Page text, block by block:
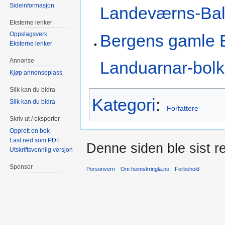
Landeværns-
Bergens gamle
Landuarnar-
Kategori: Forfattere
Sideinformasjon
Eksterne lenker
Oppslagsverk
Eksterne lenker
Annonse
Kjøp annonseplass
Slik kan du bidra
Slik kan du bidra
Skriv ut / eksporter
Opprett en bok
Last ned som PDF
Utskriftsvennlig versjon
Sponsor
Denne siden ble sist
Personvern Om heimskringla.no Forbehold